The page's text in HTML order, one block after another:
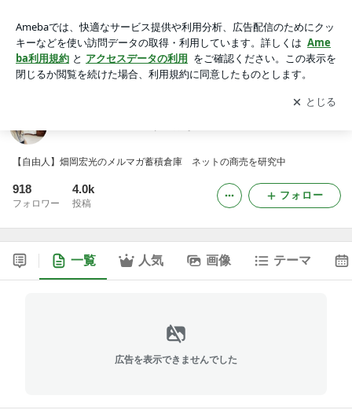
アプリをダウンロードして ブログの更新通知
を受け取りまし
ょう。
開く
【自由人】畑岡宏光のメルマガ蓄積倉庫 ネットの商売を研究中
918
フォロワー
4.0k
投稿
フォロー
一覧 人気 画像 テーマ
広告を表示できませんでした